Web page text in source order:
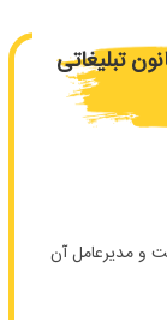
تبلیغاتی
و مدیرعامل آن